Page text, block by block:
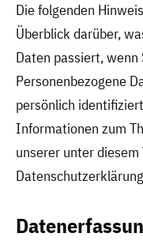
Die folgenden
Überblick darüber,
Daten passiert, wenn
Personenbezogene
persönlich
Informationen zum
unserer unter